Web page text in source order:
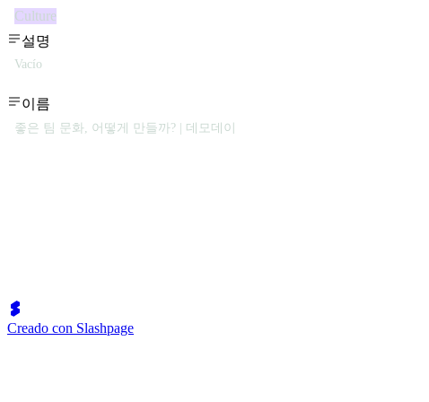
Culture
설명
Vacío
이름
좋은 팀 문화, 어떻게 만들까? | 데모데이
Creado con Slashpage